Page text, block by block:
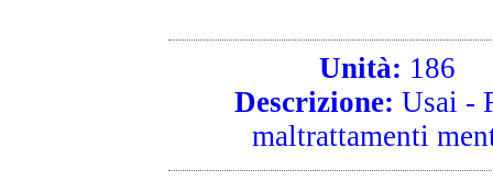
Unità: 186
Descrizione: Usai -
maltrattamenti